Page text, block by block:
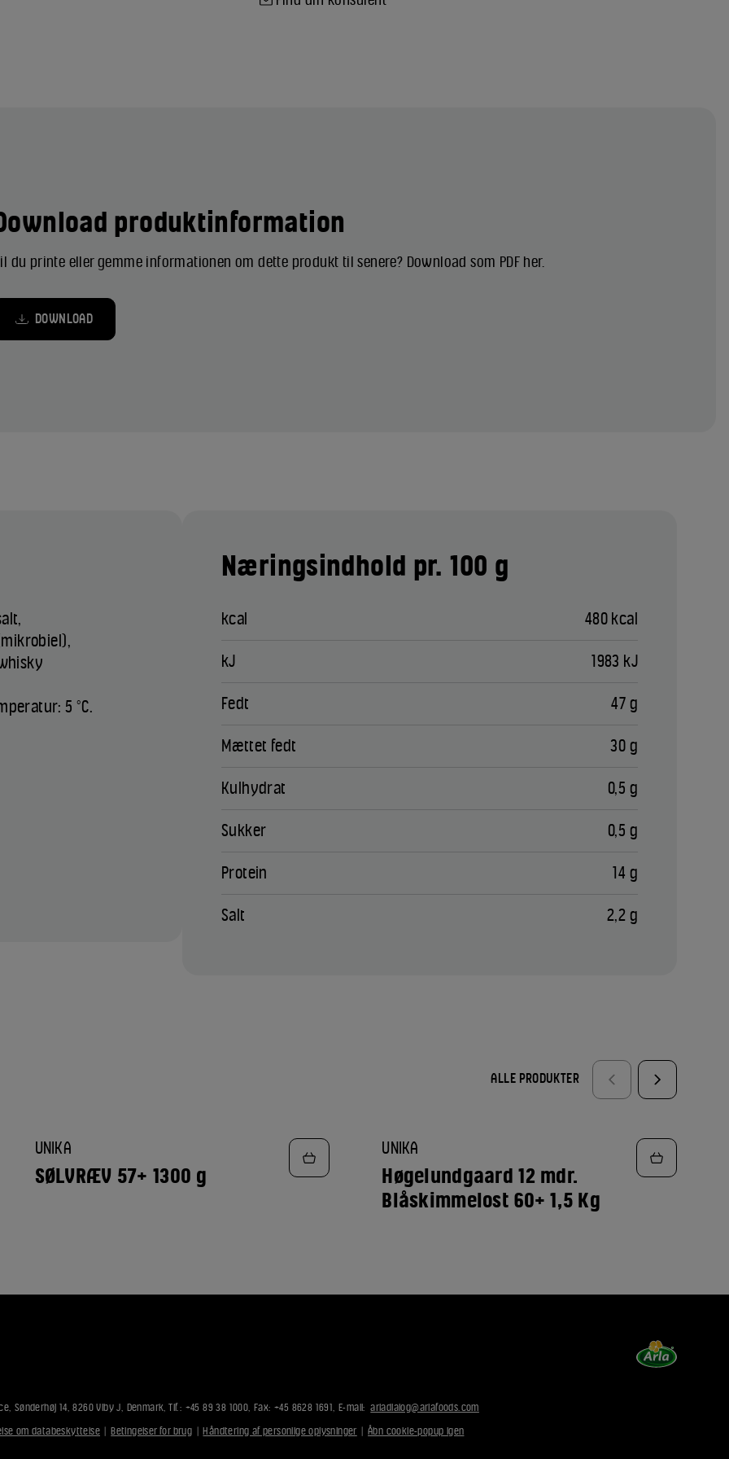
produktinformation
du printe eller gemme informationen om dette produkt til senere? Download som PDF her.
DOWNLOAD
5 °C.
Næringsindhold pr. 100 g
kcal 480 kcal
kJ 1983 kJ
Fedt 47 g
Mættet fedt 30 g
Kulhydrat 0,5 g
Sukker 0,5 g
Protein 14 g
Salt 2,2 g
ALLE PRODUKTER
TILFØJ
TIL
FAVORITTER
UNIKA
SØLVRÆV 57+ 1300 g
TILFØJ
TIL
FAVORITTER
UNIKA
Høgelundgaard 12 mdr.
Blåskimmelost 60+ 1,5 Kg
Sønderhøj 14, 8260 Viby J, Denmark, Tlf.: +45 89 38 1000, Fax: +45 8628 1691, E-mail: arladialog@arlafoods.com
om databeskyttelse | Betingelser for brug | Håndtering af personlige oplysninger | Åbn cookie-popup igen